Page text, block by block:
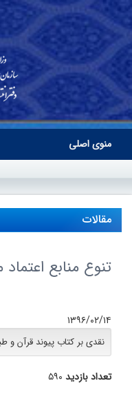
منوی اصلی
مقالات
تنوع منابع
۱۳۹۶/۰۲/۱۴
نقدی بر کتاب پیوند قرآن
تعداد بازدید ۵۹۰